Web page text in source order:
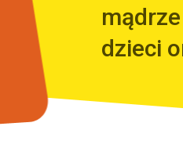
dzieci